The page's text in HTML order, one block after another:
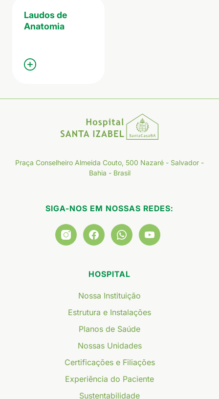
Laudos de
Anatomia
Praça Conselheiro Almeida Couto, 500 Nazaré - Salvador -
Bahia - Brasil
SIGA-NOS EM NOSSAS REDES:
HOSPITAL
Nossa Instituição
Estrutura e Instalações
Planos de Saúde
Nossas Unidades
Certificações e Filiações
Experiência do Paciente
Sustentabilidade